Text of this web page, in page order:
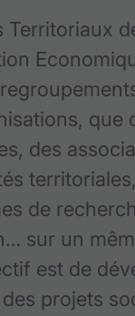
Territoriaux
que
des
de
sur un
est de
projets